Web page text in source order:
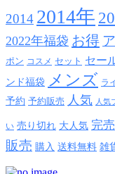
2014 2014年
2022年福袋 お得
ポン コスメ セット セー
ンド福袋 メンズ ラ
予約 予約販売 人気 人気
い 売り切れ 大人気 完売
販売 購入 送料無料 雑